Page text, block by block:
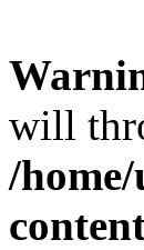
will
/